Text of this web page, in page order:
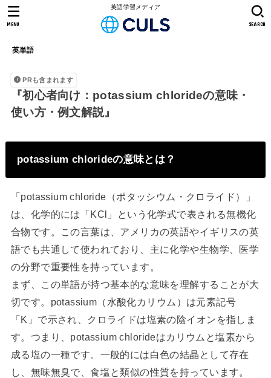
英語学習メディア
英単語
SEARCH
MENU
PRも含まれます
『初心者向け：potassium chlorideの意味・
使い方・例文解説』
potassium chlorideの意味とは？
「potassium chloride（ポタッシウム・クロライド）」
は、化学的には「KCl」という化学式で表される無機化
合物です。この言葉は、アメリカの英語やイギリスの英
語でも共通して使われており、主に化学や生物学、医学
の分野で重要性を持っています。
まず、この単語が持つ基本的な意味を理解することが大
切です。potassium（水酸化カリウム）は元素記号
「K」で示され、クロライドは塩素の陰イオンを指しま
す。つまり、potassium chlorideはカリウムと塩素から
成る塩の一種です。一般的には白色の結晶として存在
し、無味無臭で、食塩と類似の性質を持っています。